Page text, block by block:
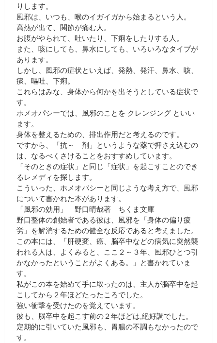
りします。
風邪は、いつも、喉のイガイガから始まるという人。
高熱が出て、関節が痛む人。
お腹がやられて、吐いたり、下痢をしたりする人。
また、咳にしても、鼻水にしても、いろいろなタイプが
あります。
しかし、風邪の症状といえば、発熱、発汗、鼻水、咳、
痰、嘔吐、下痢。
これらはみな、身体から何かを出そうとしている症状で
す。
ホメオパシーでは、風邪のことを クレンジング といい
ます。
身体を整えるための、排出作用だと考えるのです。
ですから、「抗～ 剤」というような薬で押さえ込むの
は、なるべくさけることをおすすめしています。
「そのときの症状」と同じ「症状」を起こすことのでき
るレメディを探します。
こういった、ホメオパシーと同じような考え方で、風邪
について書かれた本があります。
「風邪の効用」 野口晴哉著 ちくま文庫
野口整体の創始者である彼は、風邪を「身体の偏り疲
労」を解消するための健全な反応であると考えました。
この本には、「肝硬変、癌、脳卒中などの病気に突然襲
われる人は、よくみると、ここ２～３年、風邪ひとつ引
かなかったということがよくある。」と書かれていま
す。
私がこの本を始めて手に取ったのは、主人が脳卒中を起
こしてから２年ほどたったころでした。
強い衝撃を受けたのを覚えています。
彼も、脳卒中を起こす前の２年ほどは,絶好調でした。
定期的に引いていた風邪も、胃腸の不調もなかったので
す。